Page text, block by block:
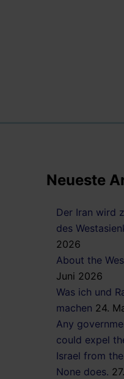
Neueste
Der Iran wird
des
2026
About the
Juni 2026
Was ich und
machen 24.
Any
could expel
Israel from
None does.